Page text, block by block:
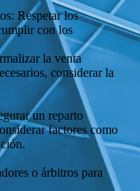
Respetar los
con los
la venta
considerar la
un reparto
factores como
o árbitros para